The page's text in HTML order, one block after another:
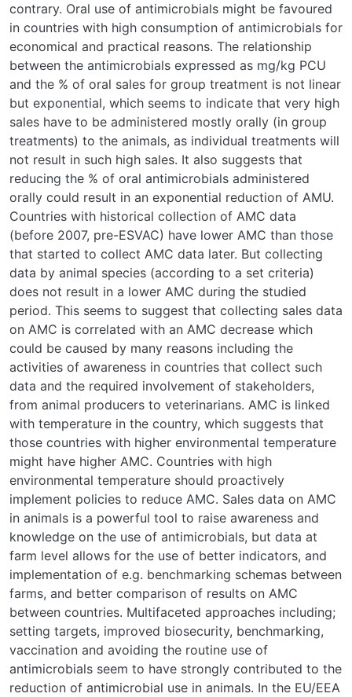
contrary. Oral use of antimicrobials might be favoured
in countries with high consumption of antimicrobials for
economical and practical reasons. The relationship
between the antimicrobials expressed as mg/kg PCU
and the % of oral sales for group treatment is not linear
but exponential, which seems to indicate that very high
sales have to be administered mostly orally (in group
treatments) to the animals, as individual treatments will
not result in such high sales. It also suggests that
reducing the % of oral antimicrobials administered
orally could result in an exponential reduction of AMU.
Countries with historical collection of AMC data
(before 2007, pre-ESVAC) have lower AMC than those
that started to collect AMC data later. But collecting
data by animal species (according to a set criteria)
does not result in a lower AMC during the studied
period. This seems to suggest that collecting sales data
on AMC is correlated with an AMC decrease which
could be caused by many reasons including the
activities of awareness in countries that collect such
data and the required involvement of stakeholders,
from animal producers to veterinarians. AMC is linked
with temperature in the country, which suggests that
those countries with higher environmental temperature
might have higher AMC. Countries with high
environmental temperature should proactively
implement policies to reduce AMC. Sales data on AMC
in animals is a powerful tool to raise awareness and
knowledge on the use of antimicrobials, but data at
farm level allows for the use of better indicators, and
implementation of e.g. benchmarking schemas between
farms, and better comparison of results on AMC
between countries. Multifaceted approaches including;
setting targets, improved biosecurity, benchmarking,
vaccination and avoiding the routine use of
antimicrobials seem to have strongly contributed to the
reduction of antimicrobial use in animals. In the EU/EEA